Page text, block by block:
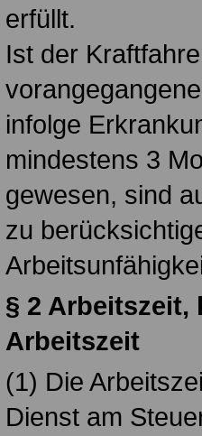
erfüllt.
Ist der
infolge
mindestens 3
gewesen, sind
zu
§ 2
Arbeitszeit
(1) Die
Dienst am